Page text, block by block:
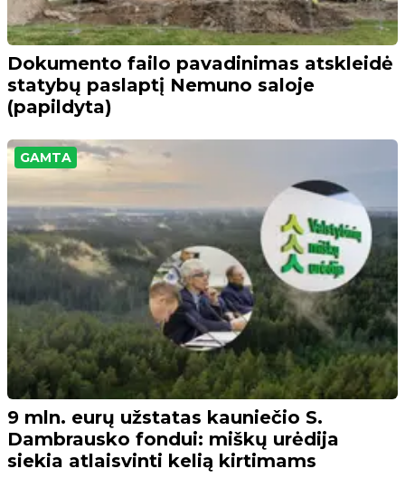
Dokumento failo pavadinimas atskleidė
statybų paslaptį Nemuno saloje
(papildyta)
GAMTA
9 mln. eurų užstatas kauniečio S.
Dambrausko fondui: miškų urėdija
siekia atlaisvinti kelią kirtimams